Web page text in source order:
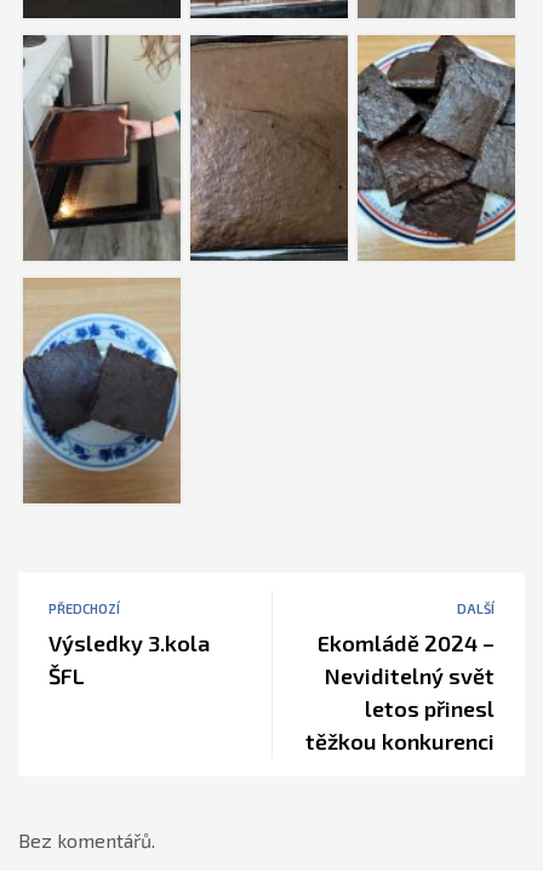
PŘEDCHOZÍ
Výsledky 3.kola
ŠFL
DALŠÍ
Ekomládě 2024 –
Neviditelný svět
letos přinesl
těžkou konkurenci
Bez komentářů.